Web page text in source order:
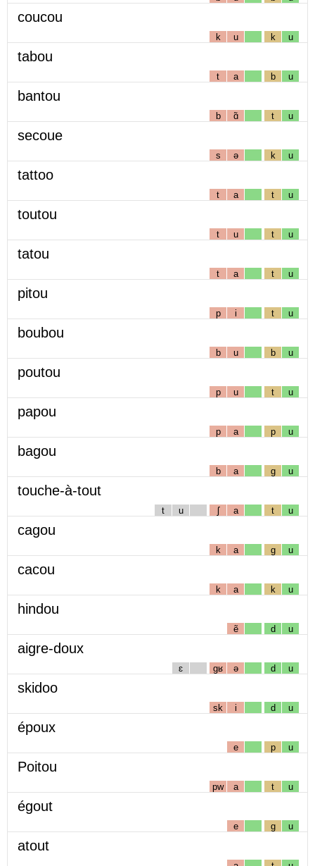
coucou
k u k u
tabou
t a b u
bantou
b ɑ̃ t u
secoue
s ə k u
tattoo
t a t u
toutou
t u t u
tatou
t a t u
pitou
p i t u
boubou
b u b u
poutou
p u t u
papou
p a p u
bagou
b a g u
touche-à-tout
t u ʃ a t u
cagou
k a g u
cacou
k a k u
hindou
ẽ d u
aigre-doux
ɛ gʁ ə d u
skidoo
sk i d u
époux
e p u
Poitou
pw a t u
égout
e g u
atout